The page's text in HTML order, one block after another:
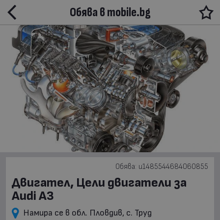
Обява в mobile.bg
Обява: u1485544684060855
Двигател, Цели двигатели за
Audi A3
Намира се в обл. Пловдив, с. Труд